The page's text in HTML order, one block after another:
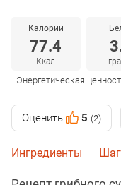
Калории
77.4
Ккал
Энергетическая
Оценить 5 (2)
Ингредиенты